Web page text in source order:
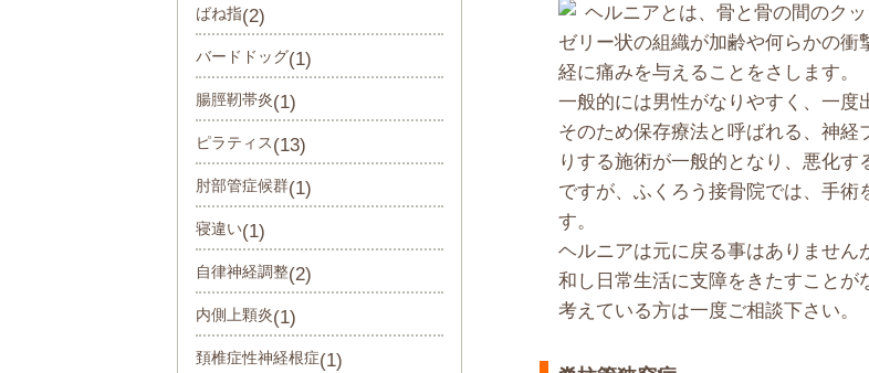
ヘルニアとは、骨と骨の間のク
ゼリー状の組織が加齢や何らかの
経に痛みを与えることをさします。
一般的には男性がなりやすく、一度
そのため保存療法と呼ばれる、神
りする施術が一般的となり、悪化す
ですが、ふくろう接骨院では、手術
す。
ヘルニアは元に戻る事はありませ
和し日常生活に支障をきたすこと
考えている方は一度ご相談下さい。
ばね指(2)
バードドッグ(1)
腸脛靭帯炎(1)
ピラティス(13)
肘部管症候群(1)
寝違い(1)
自律神経調整(2)
内側上顆炎(1)
頚椎症性神経根症(1)